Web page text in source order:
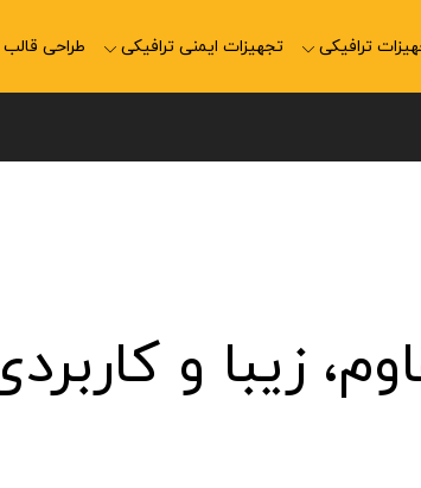
ترافیکی تجهیزات ایمنی ترافیکی طراحی
زیبا و